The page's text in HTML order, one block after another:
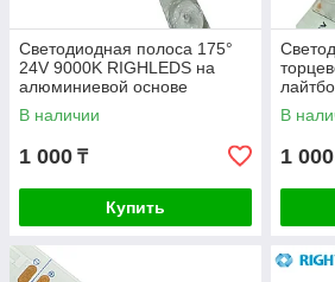
Светодиодная полоса 175°
24V 9000K RIGHLEDS на
алюминиевой основе
В наличии
1 000 ₸
Купить
В
1 000